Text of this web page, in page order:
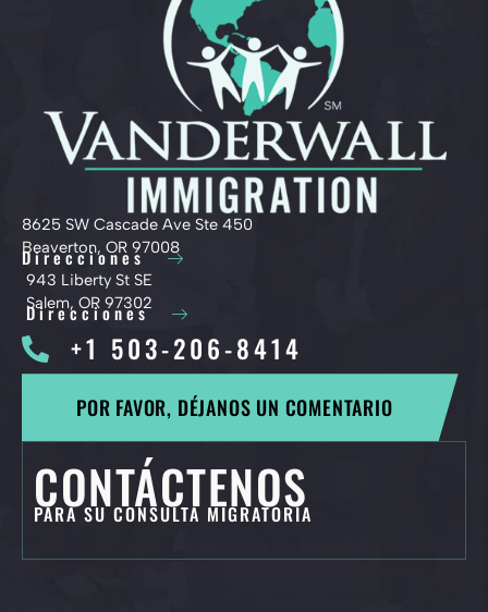
8625 SW Cascade Ave Ste 450
Beaverton, OR 97008
Direcciones
943 Liberty St SE
Salem, OR 97302
Direcciones
+1 503-206-8414
POR FAVOR, DÉJANOS UN COMENTARIO
CONTÁCTENOS
PARA SU CONSULTA MIGRATORIA